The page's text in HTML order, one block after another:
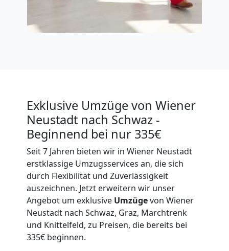
Exklusive Umzüge von Wiener
Neustadt nach Schwaz -
Beginnend bei nur 335€
Seit 7 Jahren bieten wir in Wiener Neustadt
erstklassige Umzugsservices an, die sich
durch Flexibilität und Zuverlässigkeit
auszeichnen. Jetzt erweitern wir unser
Angebot um exklusive Umzügevon Wiener
Neustadt nach Schwaz, Graz, Marchtrenk
und Knittelfeld, zu Preisen, die bereits bei
335€ beginnen.